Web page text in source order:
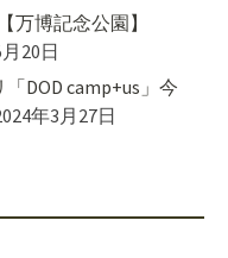
万博記念公園】
20日
DOD camp+us」今
年3月27日